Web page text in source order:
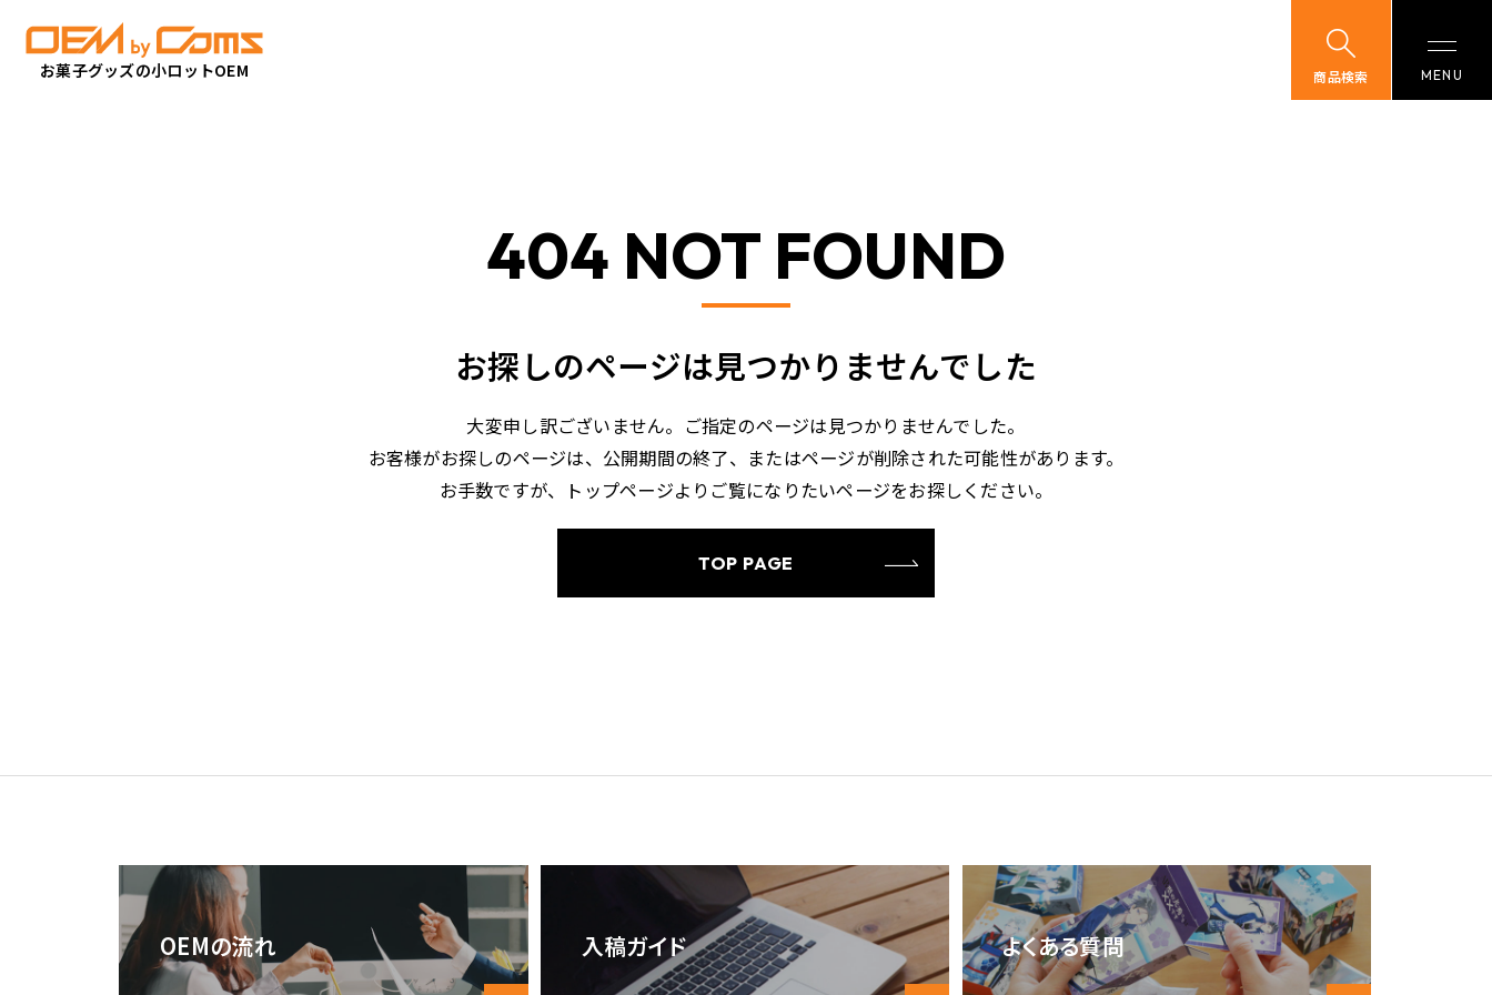
お菓子グッズの小ロットOEM 商品検索
404 NOT FOUND
お探しのページは見つかりませんでした
大変申し訳ございません。ご指定のページは見つかりませんでした。
お客様がお探しのページは、公開期間の終了、またはページが削除された可能性があります。
お手数ですが、トップページよりご覧になりたいページをお探しください。
TOP PAGE
OEMの流れ 入稿ガイド よくある質問